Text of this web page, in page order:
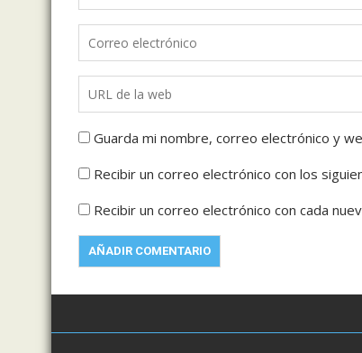
Guarda mi nombre, correo electrónico y
Recibir un correo electrónico con los
Recibir un correo electrónico con cada